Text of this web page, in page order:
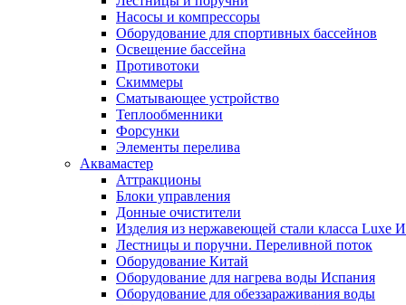
Насосы и компрессоры
Оборудование для спортивных бассейнов
Освещение бассейна
Противотоки
Скиммеры
Сматывающее устройство
Теплообменники
Форсунки
Элементы перелива
Аквамастер
Аттракционы
Блоки управления
Донные очистители
Изделия из нержавеющей стали класса Luxe
Лестницы и поручни. Переливной поток
Оборудование Китай
Оборудование для нагрева воды Испания
Оборудование для обеззараживания воды